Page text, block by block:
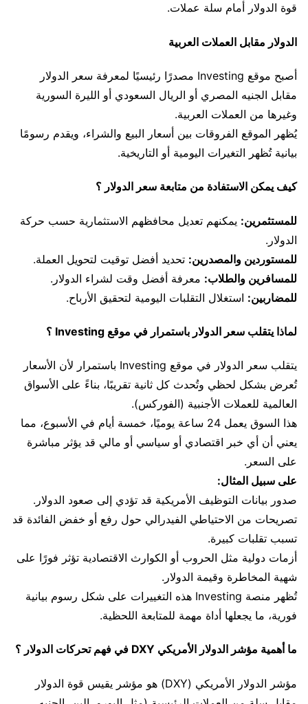
قوة الدولار أمام سلة عملات.
الدولار مقابل العملات العربية
أصبح موقع Investing مصدرًا رئيسيًا لمعرفة سعر الدولار
مقابل الجنيه المصري أو الريال السعودي أو الليرة السورية
وغيرها من العملات العربية.
يُظهر الموقع الفروقات بين أسعار البيع والشراء، ويقدم رسومًا
بيانية تُظهر التغيرات اليومية أو التاريخية.
كيف يمكن الاستفادة من متابعة سعر الدولار ؟
للمستثمرين: يمكنهم تعديل محافظهم الاستثمارية حسب حركة
الدولار.
للمستوردين والمصدرين: تحديد أفضل توقيت لتحويل العملة.
للمسافرين والطلاب: معرفة أفضل وقت لشراء الدولار.
للمضاربين: استغلال التقلبات اليومية لتحقيق الأرباح.
لماذا يتقلب سعر الدولار باستمرار في موقع Investing ؟
يتقلب سعر الدولار في موقع Investing باستمرار لأن الأسعار
تُعرض بشكل لحظي وتُحدث كل ثانية تقريبًا، بناءً على الأسواق
العالمية للعملات الأجنبية (الفوركس).
هذا السوق يعمل 24 ساعة يوميًا، خمسة أيام في الأسبوع، مما
يعني أن أي خبر اقتصادي أو سياسي أو مالي قد يؤثر مباشرة
على السعر.
على سبيل المثال:
صدور بيانات التوظيف الأمريكية قد تؤدي إلى صعود الدولار.
تصريحات من الاحتياطي الفيدرالي حول رفع أو خفض الفائدة قد
تسبب تقلبات كبيرة.
أزمات دولية مثل الحروب أو الكوارث الاقتصادية تؤثر فورًا على
شهية المخاطرة وقيمة الدولار.
تُظهر منصة Investing هذه التغييرات على شكل رسوم بيانية
فورية، ما يجعلها أداة مهمة للمتابعة اللحظية.
ما أهمية مؤشر الدولار الأمريكي DXY في فهم تحركات الدولار ؟
مؤشر الدولار الأمريكي (DXY) هو مؤشر يقيس قوة الدولار